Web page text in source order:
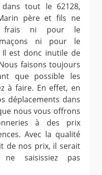
tout le 62128,
père et fils ne
frais ni pour le
ni pour le
est donc inutile de
faisons toujours
que possible les
à faire. En effet, en
déplacements dans
nous vous offrons
à des prix
Avec la qualité
de nos prix, il serait
saisissiez pas